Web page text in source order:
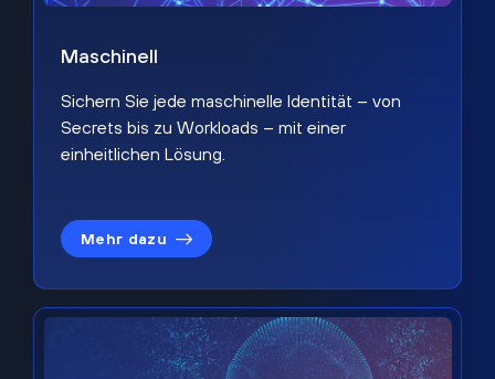
Maschinell
Sichern Sie jede maschinelle Identität – von
Secrets bis zu Workloads – mit einer
einheitlichen Lösung.
Mehr dazu